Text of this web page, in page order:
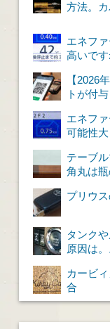
方法。カ
エネフ
高いです
【2026
トが付
エネフ
可能性大
テーブ
角丸は
プリウ
タンク
原因は。
カービ
合